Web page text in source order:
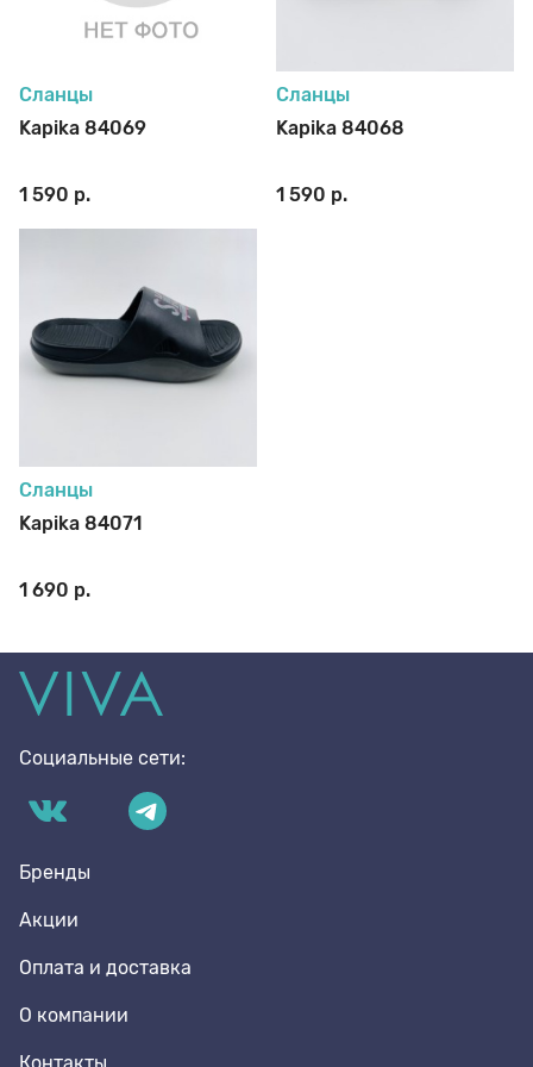
Сланцы
Kapika 84069
1 590 р.
Сланцы
Kapika 84068
1 590 р.
Сланцы
Kapika 84071
1 690 р.
Социальные сети:
Бренды
Акции
Оплата и доставка
О компании
70 den
8 den
Подпяточники
Полустельки
Пропитка
Пяткоудерживатели
Растяжитель и Очиститель
Салфетки
Шнурки
Щетки